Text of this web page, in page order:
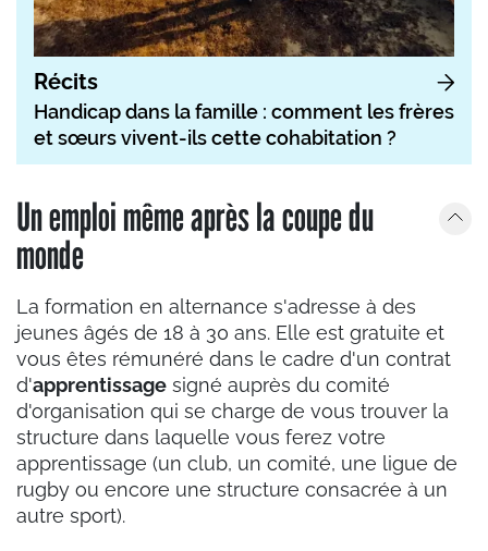
Récits
Handicap dans la famille : comment les frères
et sœurs vivent-ils cette cohabitation ?
Un emploi même après la coupe du
monde
La formation en alternance s'adresse à des
jeunes âgés de 18 à 30 ans. Elle est gratuite et
vous êtes rémunéré dans le cadre d'un contrat
d'apprentissage signé auprès du comité
d'organisation qui se charge de vous trouver la
structure dans laquelle vous ferez votre
apprentissage (un club, un comité, une ligue de
rugby ou encore une structure consacrée à un
autre sport).